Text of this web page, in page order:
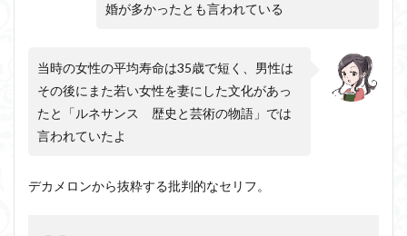
婚が多かったとも言われている
当時の女性の平均寿命は35歳で短く、男性は
その後にまた若い女性を妻にした文化があっ
たと「ルネサンス 歴史と芸術の物語」では
言われていたよ
デカメロンから抜粋する批判的なセリフ。